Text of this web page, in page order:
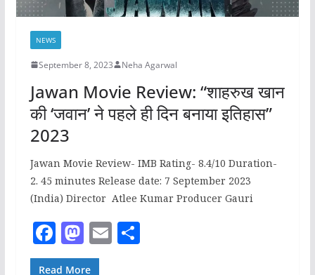
NEWS
September 8, 2023 Neha Agarwal
Jawan Movie Review: “शाहरुख खान
की ‘जवान’ ने पहले ही दिन बनाया इतिहास”
2023
Jawan Movie Review- IMB Rating- 8.4/10 Duration-
2. 45 minutes Release date: 7 September 2023
(India) Director Atlee Kumar Producer Gauri
F
a
M
a
E S
Read More